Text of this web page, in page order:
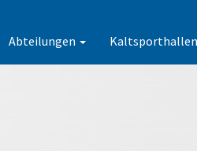
Abteilungen